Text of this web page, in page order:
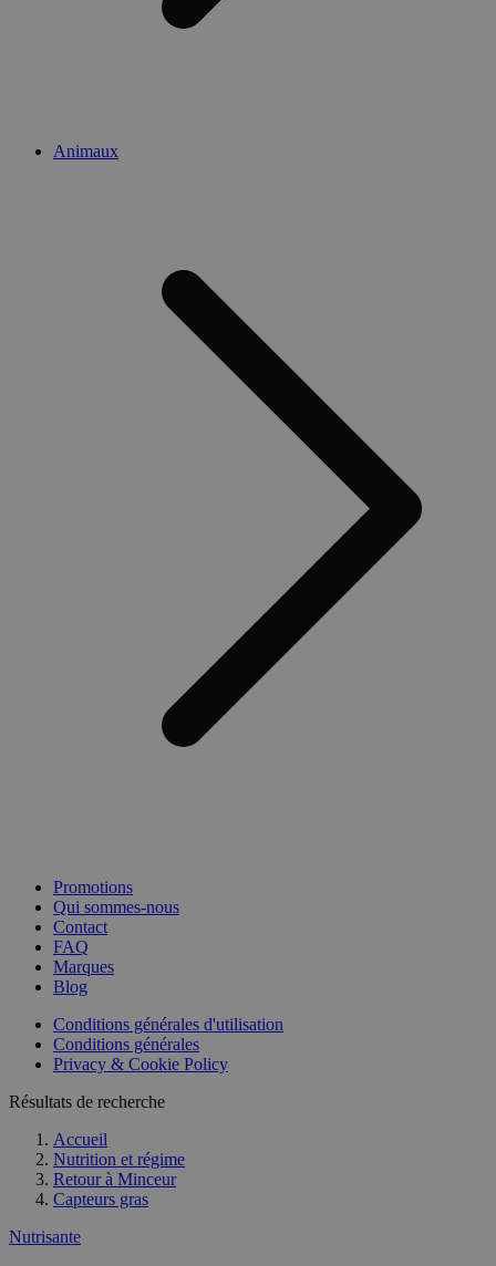
Animaux
Promotions
Qui sommes-nous
Contact
FAQ
Marques
Blog
Conditions générales d'utilisation
Conditions générales
Privacy & Cookie Policy
Résultats de recherche
Accueil
Nutrition et régime
Retour à Minceur
Capteurs gras
Nutrisante